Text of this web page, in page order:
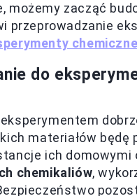
możemy zacząć
przeprowadzanie
do
materiałów
ich domowymi
chemikaliów,